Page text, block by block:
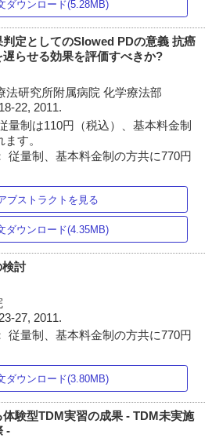
ダウンロード(5.28MB)
定としてのSlowed PDの意義 抗癌
らせる効果を評価すべきか?
法研究所附属病院 化学療法部
18-22, 2011.
量制は110円（税込）、基本料金制
す。
従量制、基本料金制の方共に770円
ブストラクトを見る
ダウンロード(4.35MB)
検討
23-27, 2011.
従量制、基本料金制の方共に770円
ダウンロード(3.80MB)
験型TDM実習の成果 - TDM未実施
-